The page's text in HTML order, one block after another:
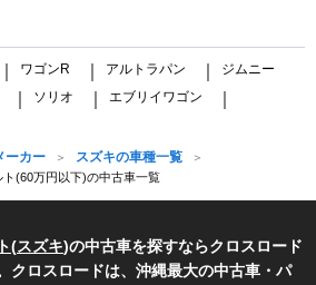
ワゴンR アルトラパン ジムニー
ソリオ エブリイワゴン
ーカー
スズキの車種一覧
ト(60万円以下)の中古車一覧
(スズキ)の中古車を探すならクロスロード
クロスロードは、沖縄最大の中古車・パ